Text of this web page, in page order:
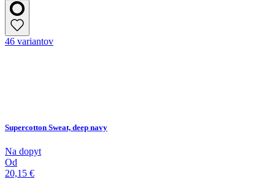
46 variantov
Supercotton Sweat, deep navy
Na dopyt
Od
20,15 €